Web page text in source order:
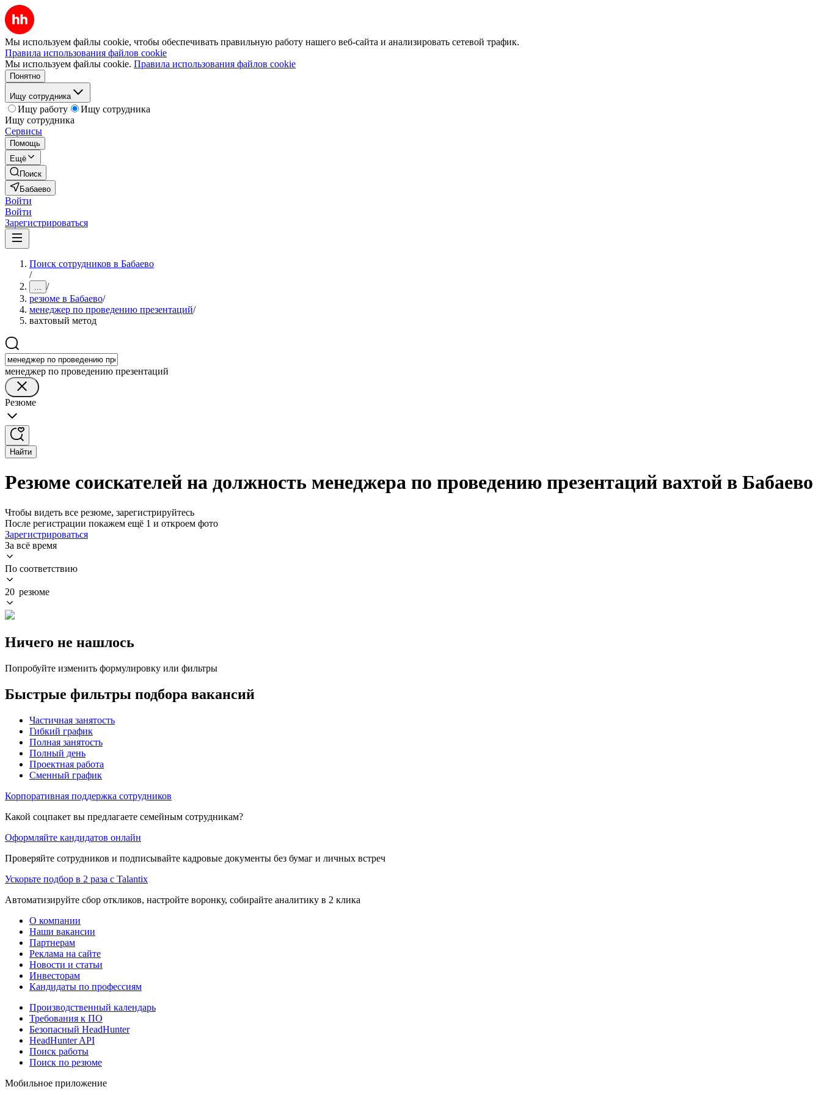
Мы используем файлы cookie, чтобы обеспечивать правильную работу нашего веб-сайта и анализировать сетевой трафик.
Правила использования файлов cookie
Мы используем файлы cookie. Правила использования файлов cookie
Понятно
Ищу сотрудника
Ищу работу
Ищу сотрудника
Ищу сотрудника
Сервисы
Помощь
Ещё
Поиск
Бабаево
Войти
Войти
Зарегистрироваться
Поиск сотрудников в Бабаево
/
... /
резюме в Бабаево/
менеджер по проведению презентаций/
вахтовый метод
менеджер по проведению презентаций
Резюме
Найти
Резюме соискателей на должность менеджера по проведению презентаций вахтой в Бабаево
Чтобы видеть все резюме, зарегистрируйтесь
После регистрации покажем ещё 1 и откроем фото
Зарегистрироваться
За всё время
По соответствию
20 резюме
Ничего не нашлось
Попробуйте изменить формулировку или фильтры
Быстрые фильтры подбора вакансий
Частичная занятость
Гибкий график
Полная занятость
Полный день
Проектная работа
Сменный график
Корпоративная поддержка сотрудников
Какой соцпакет вы предлагаете семейным сотрудникам?
Оформляйте кандидатов онлайн
Проверяйте сотрудников и подписывайте кадровые документы без бумаг и личных встреч
Ускорьте подбор в 2 раза с Talantix
Автоматизируйте сбор откликов, настройте воронку, собирайте аналитику в 2 клика
О компании
Наши вакансии
Партнерам
Реклама на сайте
Новости и статьи
Инвесторам
Кандидаты по профессиям
Производственный календарь
Требования к ПО
Безопасный HeadHunter
HeadHunter API
Поиск работы
Поиск по резюме
Мобильное приложение